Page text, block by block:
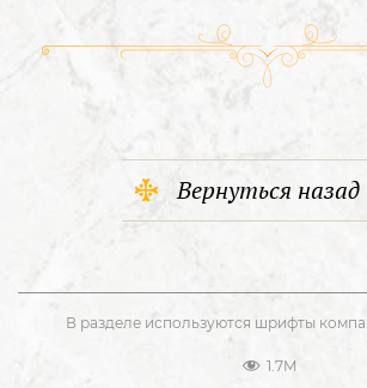
Вернуться назад
В разделе используются шрифты
1.7M